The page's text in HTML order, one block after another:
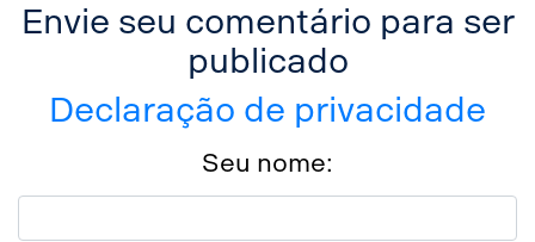
Envie seu comentário para ser
publicado
Declaração de privacidade
Seu nome: